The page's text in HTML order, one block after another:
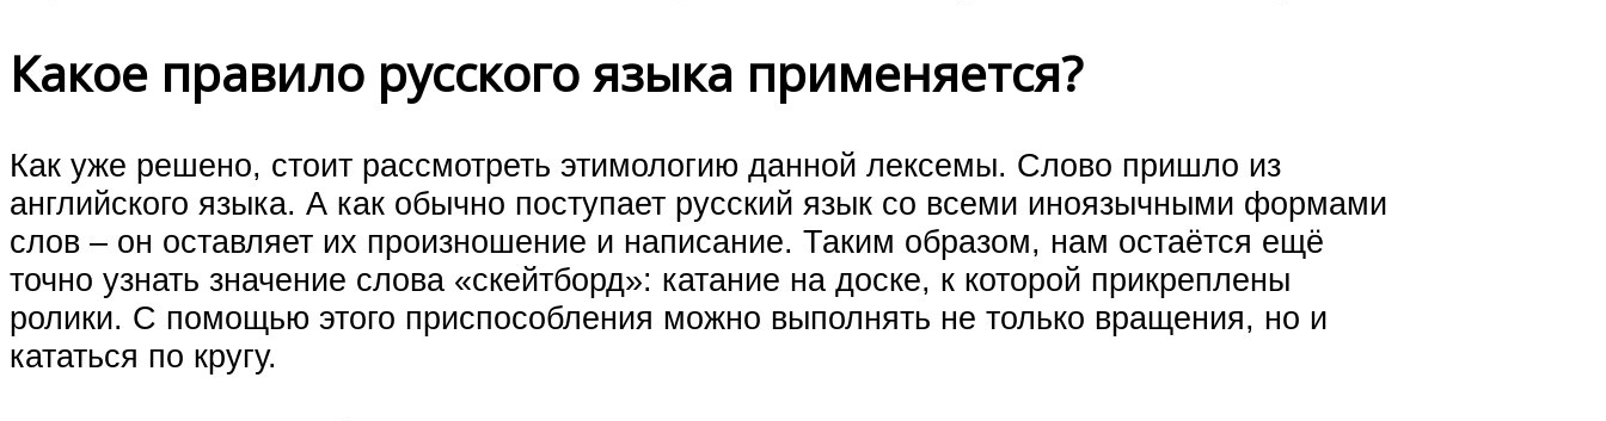
Какое правило русского языка применяется?
Как уже решено, стоит рассмотреть этимологию данной лексемы. Слово пришло из
английского языка. А как обычно поступает русский язык со всеми иноязычными формами
слов – он оставляет их произношение и написание. Таким образом, нам остаётся ещё
точно узнать значение слова «скейтборд»: катание на доске, к которой прикреплены
ролики. С помощью этого приспособления можно выполнять не только вращения, но и
кататься по кругу.